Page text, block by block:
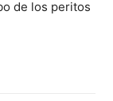
de los peritos